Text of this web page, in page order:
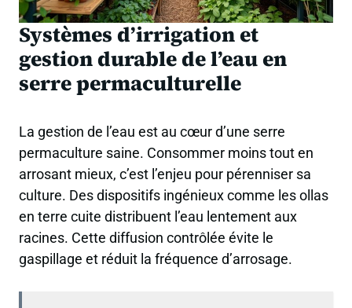
Systèmes d’irrigation et
gestion durable de l’eau en
serre permaculturelle
La gestion de l’eau est au cœur d’une serre
permaculture saine. Consommer moins tout en
arrosant mieux, c’est l’enjeu pour pérenniser sa
culture. Des dispositifs ingénieux comme les ollas
en terre cuite distribuent l’eau lentement aux
racines. Cette diffusion contrôlée évite le
gaspillage et réduit la fréquence d’arrosage.